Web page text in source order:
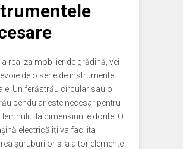
a realiza mobilier de grădină, vei
de o serie de instrumente
Un ferăstrău circular sau o
pendular este necesar pentru
lemnului la dimensiunile dorite. O
electrică îți va facilita
șuruburilor și a altor elemente